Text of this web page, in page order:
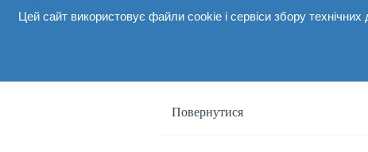
Цей сайт використовує файли cookie і сервіси збору
Про
Повернутися